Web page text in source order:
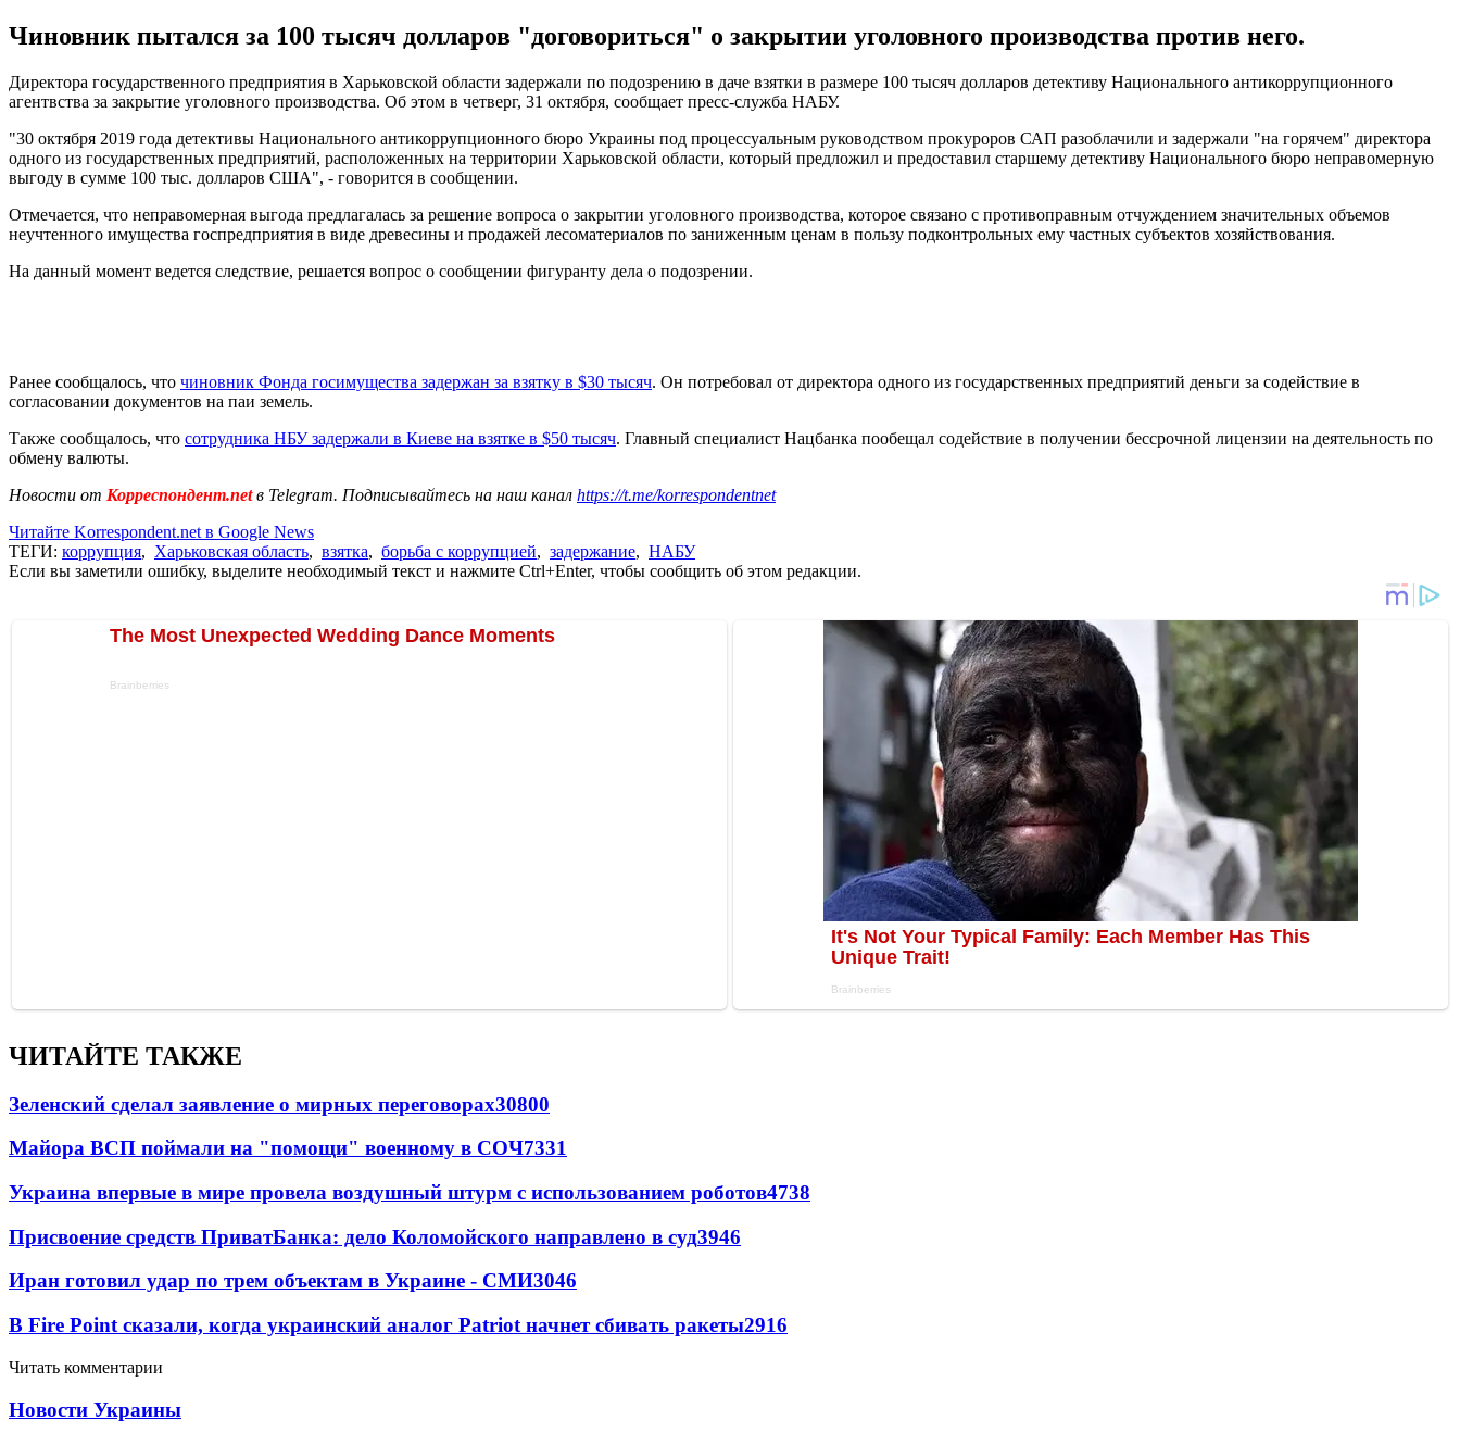
Чиновник пытался за 100 тысяч долларов "договориться" о закрытии уголовного производства против него.
Директора государственного предприятия в Харьковской области задержали по подозрению в даче взятки в размере 100 тысяч долларов детективу Национального антикоррупционного
агентвства за закрытие уголовного производства. Об этом в четверг, 31 октября, сообщает пресс-служба НАБУ.
"30 октября 2019 года детективы Национального антикоррупционного бюро Украины под процессуальным руководством прокуроров САП разоблачили и задержали "на горячем" директора
одного из государственных предприятий, расположенных на территории Харьковской области, который предложил и предоставил старшему детективу Национального бюро неправомерную
выгоду в сумме 100 тыс. долларов США", - говорится в сообщении.
Отмечается, что неправомерная выгода предлагалась за решение вопроса о закрытии уголовного производства, которое связано с противоправным отчуждением значительных объемов
неучтенного имущества госпредприятия в виде древесины и продажей лесоматериалов по заниженным ценам в пользу подконтрольных ему частных субъектов хозяйствования.
На данный момент ведется следствие, решается вопрос о сообщении фигуранту дела о подозрении.
Ранее сообщалось, что чиновник Фонда госимущества задержан за взятку в $30 тысяч. Он потребовал от директора одного из государственных предприятий деньги за содействие в
согласовании документов на паи земель.
Также сообщалось, что сотрудника НБУ задержали в Киеве на взятке в $50 тысяч. Главный специалист Нацбанка пообещал содействие в получении бессрочной лицензии на деятельность по
обмену валюты.
Новости от Корреспондент.netв Telegram. Подписывайтесь на наш канал https://t.me/korrespondentnet
Читайте Korrespondent.net в Google News
ТЕГИ: коррупция, Харьковская область, взятка, борьба с коррупцией, задержание, НАБУ
Если вы заметили ошибку, выделите необходимый текст и нажмите Ctrl+Enter, чтобы сообщить об этом редакции.
ЧИТАЙТЕ ТАКЖЕ
Зеленский сделал заявление о мирных переговорах30800
Майора ВСП поймали на "помощи" военному в СОЧ7331
Украина впервые в мире провела воздушный штурм с использованием роботов4738
Присвоение средств ПриватБанка: дело Коломойского направлено в суд3946
Иран готовил удар по трем объектам в Украине - СМИ3046
В Fire Point сказали, когда украинский аналог Patriot начнет сбивать ракеты2916
Читать комментарии
Новости Украины